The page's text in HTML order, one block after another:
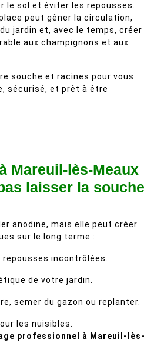
le sol et éviter les repousses.
peut gêner la circulation,
jardin et, avec le temps, créer
aux champignons et aux
souche et racines pour vous
sécurisé, et prêt à être
Mareuil-lès-Meaux
laisser la souche
anodine, mais elle peut créer
sur le long terme :
incontrôlées.
de votre jardin.
semer du gazon ou replanter.
les nuisibles.
professionnel à Mareuil-lès-